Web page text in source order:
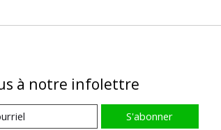
à notre infolettre
S'abonner